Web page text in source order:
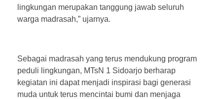
lingkungan merupakan tanggung jawab seluruh
warga madrasah,” ujarnya.
Sebagai madrasah yang terus mendukung program
peduli lingkungan, MTsN 1 Sidoarjo berharap
kegiatan ini dapat menjadi inspirasi bagi generasi
muda untuk terus mencintai bumi dan menjaga